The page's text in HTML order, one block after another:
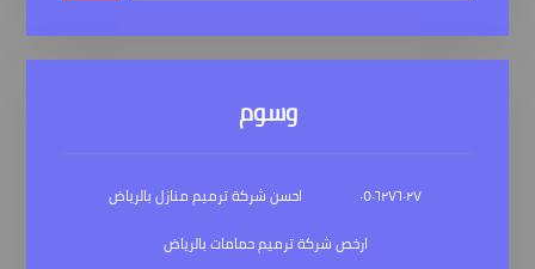
وسوم
٠٥٠٦٢٧٦٠٢٧
احسن شركة ترميم منازل بالرياض
ارخص شركة ترميم حمامات بالرياض